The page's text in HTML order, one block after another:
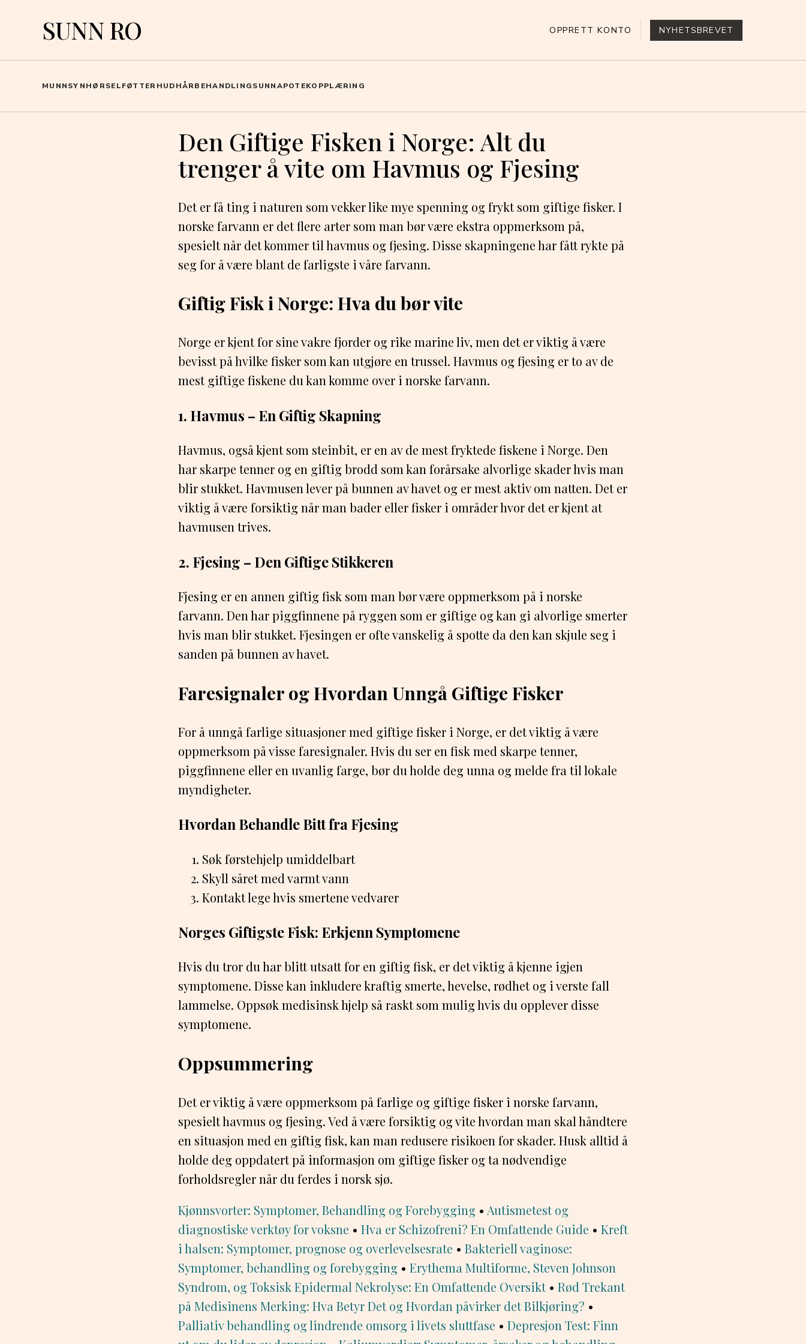
SUNN RO OPPRETT KONTO NYHETSBREVET
MUNNSYNHØRSELFØTTERHUDHÅRBEHANDLINGSUNNAPOTEKOPPLÆRING
Den Giftige Fisken i Norge: Alt du
trenger å vite om Havmus og Fjesing
Det er få ting i naturen som vekker like mye spenning og frykt som giftige fisker. I
norske farvann er det flere arter som man bør være ekstra oppmerksom på,
spesielt når det kommer til havmus og fjesing. Disse skapningene har fått rykte på
seg for å være blant de farligste i våre farvann.
Giftig Fisk i Norge: Hva du bør vite
Norge er kjent for sine vakre fjorder og rike marine liv, men det er viktig å være
bevisst på hvilke fisker som kan utgjøre en trussel. Havmus og fjesing er to av de
mest giftige fiskene du kan komme over i norske farvann.
1. Havmus – En Giftig Skapning
Havmus, også kjent som steinbit, er en av de mest fryktede fiskene i Norge. Den
har skarpe tenner og en giftig brodd som kan forårsake alvorlige skader hvis man
blir stukket. Havmusen lever på bunnen av havet og er mest aktiv om natten. Det er
viktig å være forsiktig når man bader eller fisker i områder hvor det er kjent at
havmusen trives.
2. Fjesing – Den Giftige Stikkeren
Fjesing er en annen giftig fisk som man bør være oppmerksom på i norske
farvann. Den har piggfinnene på ryggen som er giftige og kan gi alvorlige smerter
hvis man blir stukket. Fjesingen er ofte vanskelig å spotte da den kan skjule seg i
sanden på bunnen av havet.
Faresignaler og Hvordan Unngå Giftige Fisker
For å unngå farlige situasjoner med giftige fisker i Norge, er det viktig å være
oppmerksom på visse faresignaler. Hvis du ser en fisk med skarpe tenner,
piggfinnene eller en uvanlig farge, bør du holde deg unna og melde fra til lokale
myndigheter.
Hvordan Behandle Bitt fra Fjesing
Søk førstehjelp umiddelbart
Skyll såret med varmt vann
Kontakt lege hvis smertene vedvarer
Norges Giftigste Fisk: Erkjenn Symptomene
Hvis du tror du har blitt utsatt for en giftig fisk, er det viktig å kjenne igjen
symptomene. Disse kan inkludere kraftig smerte, hevelse, rødhet og i verste fall
lammelse. Oppsøk medisinsk hjelp så raskt som mulig hvis du opplever disse
symptomene.
Oppsummering
Det er viktig å være oppmerksom på farlige og giftige fisker i norske farvann,
spesielt havmus og fjesing. Ved å være forsiktig og vite hvordan man skal håndtere
en situasjon med en giftig fisk, kan man redusere risikoen for skader. Husk alltid å
holde deg oppdatert på informasjon om giftige fisker og ta nødvendige
forholdsregler når du ferdes i norsk sjø.
Kjønnsvorter: Symptomer, Behandling og Forebygging • Autismetest og
diagnostiske verktøy for voksne • Hva er Schizofreni? En Omfattende Guide • Kreft
i halsen: Symptomer, prognose og overlevelsesrate • Bakteriell vaginose:
Symptomer, behandling og forebygging • Erythema Multiforme, Steven Johnson
Syndrom, og Toksisk Epidermal Nekrolyse: En Omfattende Oversikt• Rød Trekant
på Medisinens Merking: Hva Betyr Det og Hvordan påvirker det Bilkjøring? •
Palliativ behandling og lindrende omsorg i livets sluttfase • Depresjon Test: Finn